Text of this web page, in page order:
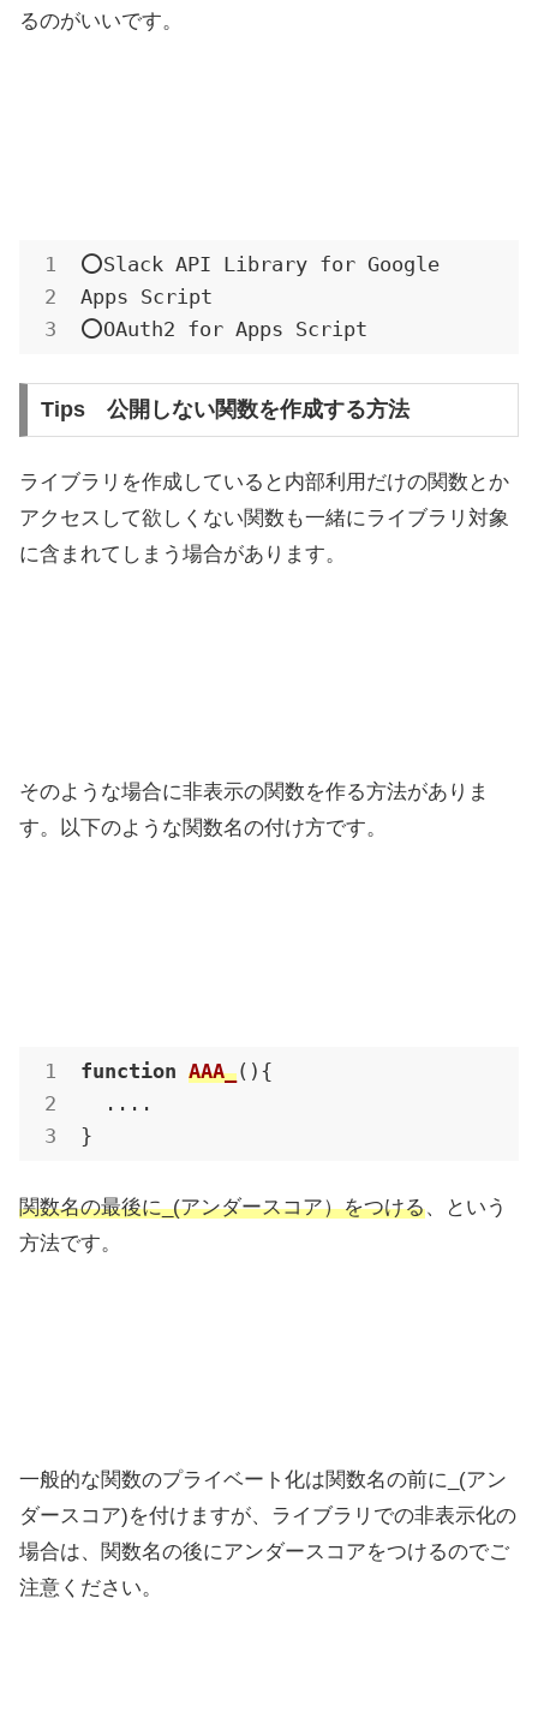
るのがいいです。
⭕️Slack API Library for Google
Apps Script
⭕️OAuth2 for Apps Script
Tips 公開しない関数を作成する方法
ライブラリを作成していると内部利用だけの関数とか
アクセスして欲しくない関数も一緒にライブラリ対象
に含まれてしまう場合があります。
そのような場合に非表示の関数を作る方法がありま
す。以下のような関数名の付け方です。
function AAA_( ) {
}
関数名の最後に_(アンダースコア）をつける、という
方法です。
一般的な関数のプライベート化は関数名の前に_(アン
ダースコア)を付けますが、ライブラリでの非表示化の
場合は、関数名の後にアンダースコアをつけるのでご
注意ください。